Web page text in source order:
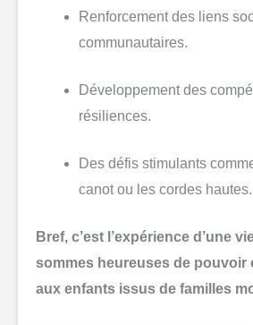
Renforcement des liens
communautaires.
Développement des
résiliences.
Des défis stimulants
canot ou les cordes hautes.
Bref, c’est l’expérience d’une
sommes heureuses de pouvoir
aux enfants issus de familles